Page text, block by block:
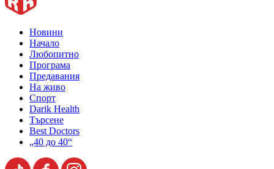
Новини
Начало
Любопитно
Програма
Предавания
На живо
Спорт
Darik Health
Търсене
Best Doctors
„40 до 40“